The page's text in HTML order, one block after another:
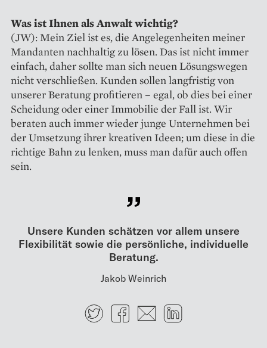
Was ist Ihnen als Anwalt wichtig?
(JW): Mein Ziel ist es, die An­gelegenheiten meiner
Mandanten nachhaltig zu lösen. Das ist nicht immer
einfach, daher sollte man sich neuen Lösungswegen
nicht verschließen. Kunden sollen langfristig von
unserer Beratung profitieren – egal, ob dies bei einer
Scheidung oder einer Immobilie der Fall ist. Wir
beraten auch immer wieder junge Unternehmen bei
der Umsetzung ihrer kreativen Ideen; um diese in die
richtige Bahn zu lenken, muss man dafür auch offen
sein.
Unsere Kunden schätzen vor allem unsere
Flexibilität sowie die persönliche, individuelle
Beratung.
Jakob Weinrich
TwitterFacebook
E-mail